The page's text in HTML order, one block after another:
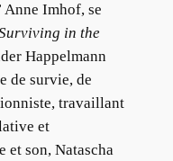
Imhof, se
in the
Happelmann
de survie, de
travaillant
et
et son, Natascha